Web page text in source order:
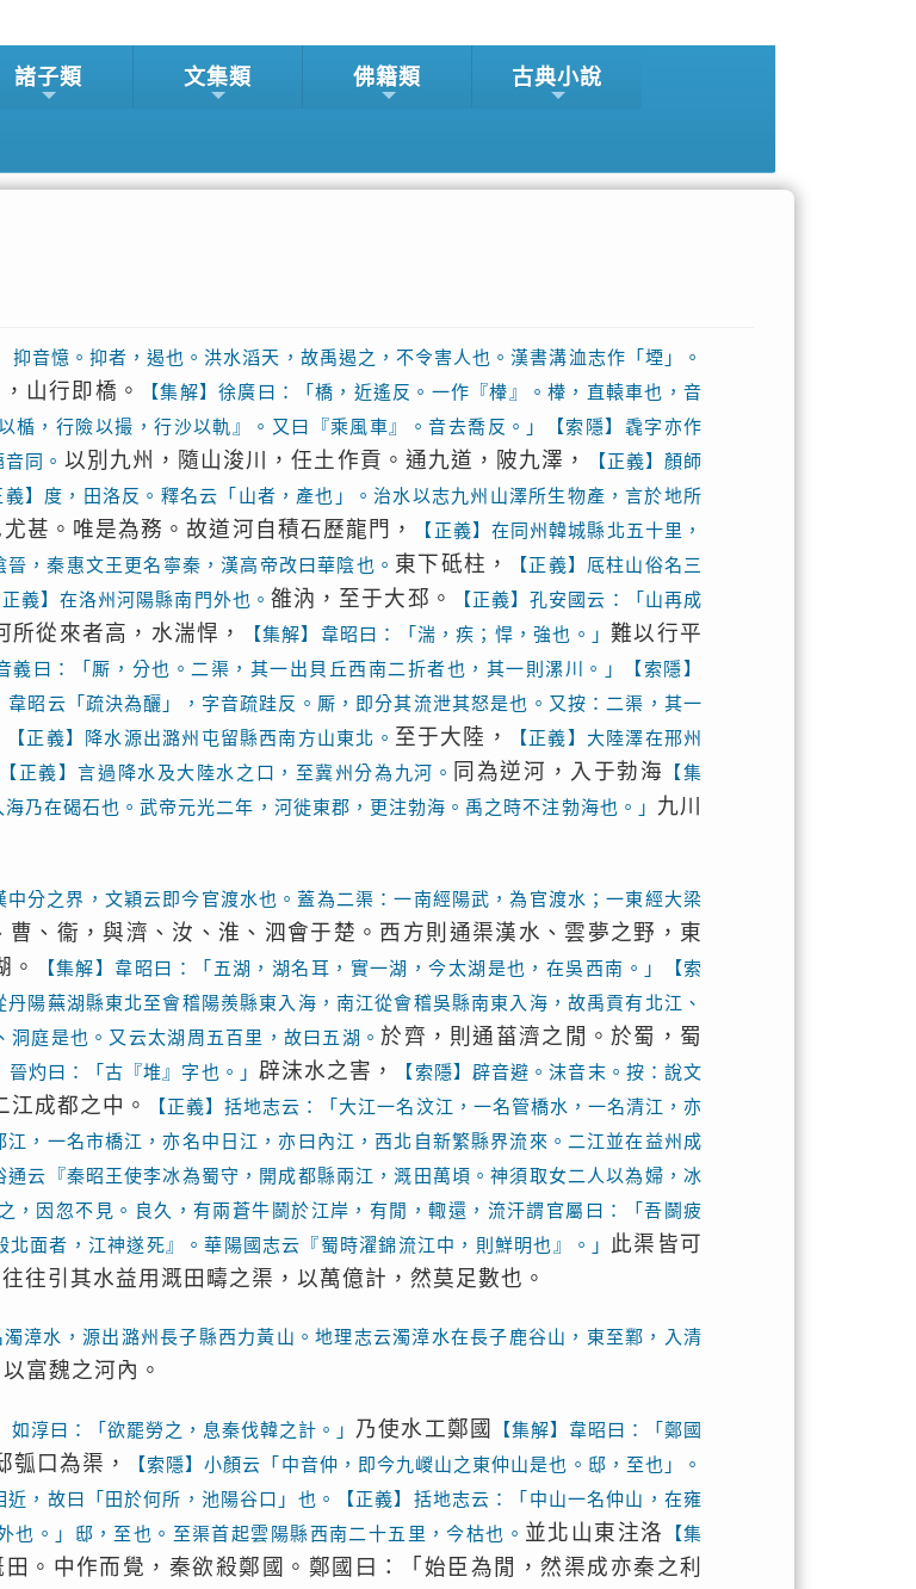
諸子類 文集類 佛籍類 古典小說
抑音憶。抑者，遏也。洪水滔天，故禹遏之，不令害人也。漢書溝洫志作「堙」。
山行即橋。
【集解】徐廣曰：「橋，近遙反。一作『檋』。檋，直轅車也，音
楯，行險以撮，行沙以軌』。又曰『乘風車』。音去喬反。」【索隱】毳字亦作
同。 以別九州，隨山浚川，任土作貢。通九道，陂九澤，
【正義】顏師
義】度，田洛反。釋名云「山者，產也」。治水以志九州山澤所生物產，言於地所
甚。唯是為務。故道河自積石歷龍門，
【正義】在同州韓城縣北五十里，
晉，秦惠文王更名寧秦，漢高帝改曰華陰也。 東下砥柱，
【正義】厎柱山俗名三
正義】在洛州河陽縣南門外也。 雒汭，至于大邳。
【正義】孔安國云：「山再成
所從來者高，水湍悍， 【集解】韋昭曰：「湍，疾；悍，強也。」難以行平
義曰：「厮，分也。二渠，其一出貝丘西南二折者也，其一則漯川。」【索隱】
昭云「疏決為釃」，字音疏跬反。厮，即分其流泄其怒是也。又按：二渠，其一
【正義】降水源出潞州屯留縣西南方山東北。 至于大陸，
【正義】大陸澤在邢州
【正義】言過降水及大陸水之口，至冀州分為九河。 同為逆河，入于勃海
【集
乃在碣石也。武帝元光二年，河徙東郡，更注勃海。禹之時不注勃海也。」 九川
中分之界，文穎云即今官渡水也。蓋為二渠：一南經陽武，為官渡水；一東經大梁
曹、衞，與濟、汝、淮、泗會于楚。西方則通渠漢水、雲夢之野，東
。
【集解】韋昭曰：「五湖，湖名耳，實一湖，今太湖是也，在吳西南。」【索
陽蕪湖縣東北至會稽陽羨縣東入海，南江從會稽吳縣南東入海，故禹貢有北江、
洞庭是也。又云太湖周五百里，故曰五湖。於齊，則通菑濟之閒。於蜀，蜀
晉灼曰：「古『堆』字也。」 辟沫水之害，
【索隱】辟音避。沫音末。按：說文
江成都之中。
【正義】括地志云：「大江一名汶江，一名管橋水，一名清江，亦
，一名市橋江，亦名中日江，亦曰內江，西北自新繁縣界流來。二江並在益州成
云『秦昭王使李冰為蜀守，開成都縣兩江，溉田萬頃。神須取女二人以為婦，冰
，因忽不見。良久，有兩蒼牛鬬於江岸，有閒，輙還，流汗謂官屬曰：「吾鬬疲
面者，江神遂死』。華陽國志云『蜀時濯錦流江中，則鮮明也』。」 此渠皆可
往引其水益用溉田疇之渠，以萬億計，然莫足數也。
濁漳水，源出潞州長子縣西力黃山。地理志云濁漳水在長子鹿谷山，東至鄴，入清
以富魏之河內。
如淳曰：「欲罷勞之，息秦伐韓之計。」 乃使水工鄭國
【集解】韋昭曰：「鄭國
瓠口為渠，
【索隱】小顏云「中音仲，即今九嵕山之東仲山是也。邸，至也」。
，故曰「田於何所，池陽谷口」也。【正義】括地志云：「中山一名仲山，在雍
。」邸，至也。至渠首起雲陽縣西南二十五里，今枯也。 並北山東注洛
【集
。中作而覺，秦欲殺鄭國。鄭國曰：「始臣為閒，然渠成亦秦之利